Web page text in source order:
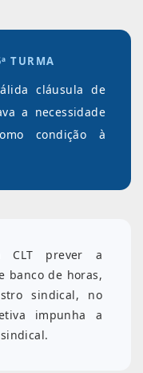
TURMA
cláusula de
a necessidade
condição à
prever a
banco de horas,
sindical, no
impunha a